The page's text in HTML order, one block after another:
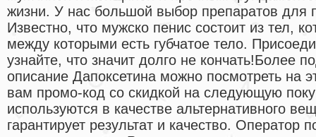
жизни. У нас большой выбор препаратов для
Известно, что мужско пенис состоит из тел,
между которыми есть губчатое тело.
узнайте, что значит долго не кончать!Более
описание Дапоксетина можно посмотреть на
вам промо-код со скидкой на следующую
используются в качестве альтернативного
гарантирует результат и качество. Оператор